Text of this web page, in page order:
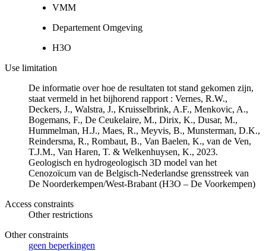
VMM
Departement Omgeving
H3O
Use limitation
De informatie over hoe de resultaten tot stand gekomen zijn,
staat vermeld in het bijhorend rapport : Vernes, R.W.,
Deckers, J., Walstra, J., Kruisselbrink, A.F., Menkovic, A.,
Bogemans, F., De Ceukelaire, M., Dirix, K., Dusar, M.,
Hummelman, H.J., Maes, R., Meyvis, B., Munsterman, D.K.,
Reindersma, R., Rombaut, B., Van Baelen, K., van de Ven,
T.J.M., Van Haren, T. & Welkenhuysen, K., 2023.
Geologisch en hydrogeologisch 3D model van het
Cenozoïcum van de Belgisch-Nederlandse grensstreek van
De Noorderkempen/West-Brabant (H3O – De Voorkempen)
Access constraints
Other restrictions
Other constraints
geen beperkingen